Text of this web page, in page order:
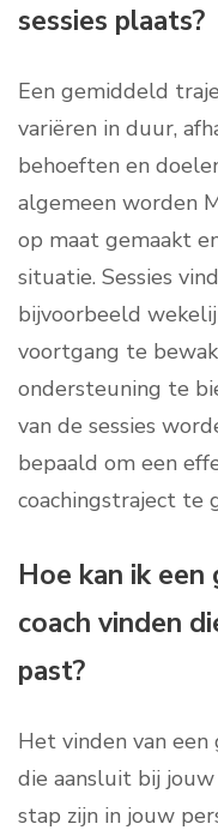
sessies plaats?
Een gemiddeld
variëren in duur,
behoeften en
algemeen worden
op maat gemaakt
situatie. Sessies
bijvoorbeeld
voortgang te
ondersteuning te
van de sessies
bepaald om een
coachingstraject te
Hoe kan ik
coach vinden
past?
Het vinden van een
die aansluit bij
stap zijn in jouw